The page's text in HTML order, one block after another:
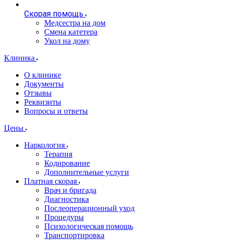
Скорая помощь
Медсестра на дом
Смена катетера
Укол на дому
Клиника
О клинике
Документы
Отзывы
Реквизиты
Вопросы и ответы
Цены
Наркология
Терапия
Кодирование
Дополнительные услуги
Платная скорая
Врач и бригада
Диагностика
Послеоперационный уход
Процедуры
Психологическая помощь
Транспортировка